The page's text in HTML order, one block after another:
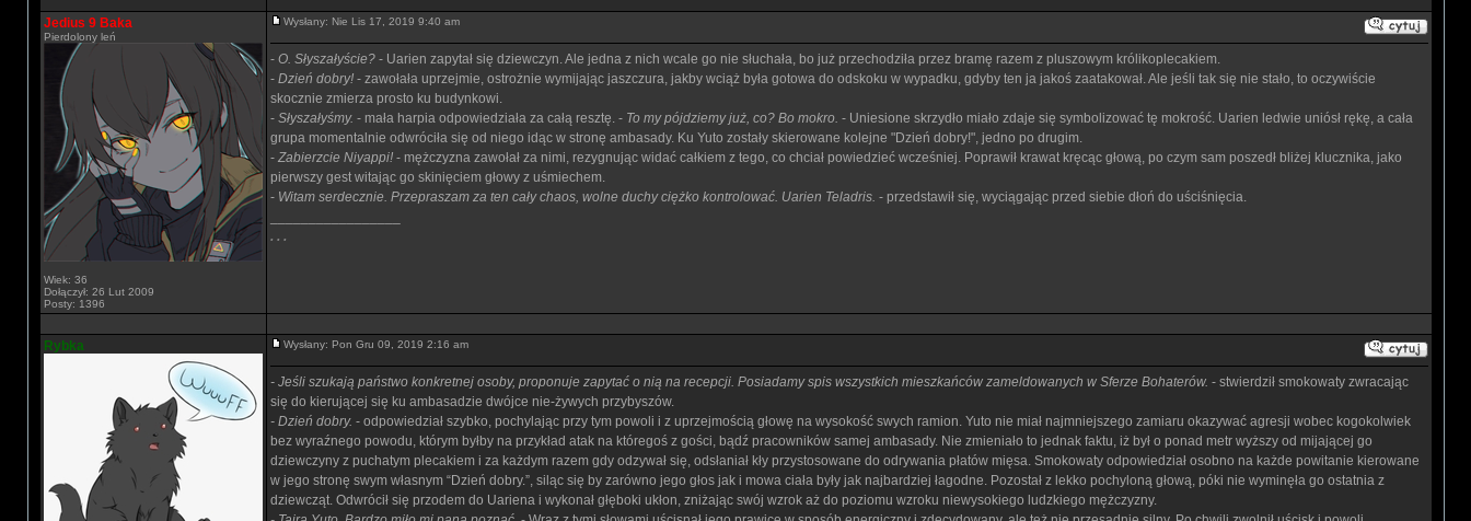
Jedius 9 Baka
Pierdolony leń
Wiek: 36
Dołączył: 26 Lut 2009
Posty: 1396
Wysłany: Nie Lis 17, 2019 9:40 am
-O. Słyszałyście? - Uarien zapytał się dziewczyn. Ale jedna z nich wcale go nie słuchała, bo już przechodziła przez bramę razem z pluszowym królikoplecakiem.
- Dzień dobry!- zawołała uprzejmie, ostrożnie wymijając jaszczura, jakby wciąż była gotowa do odskoku w wypadku, gdyby ten ja jakoś zaatakował. Ale jeśli tak się nie stało, to oczywiście
skocznie zmierza prosto ku budynkowi.
- Słyszałyśmy. - mała harpia odpowiedziała za całą resztę. - To my pójdziemy już, co? Bo mokro. - Uniesione skrzydło miało zdaje się symbolizować tę mokrość. Uarien ledwie uniósł rękę, a cała
grupa momentalnie odwróciła się od niego idąc w stronę ambasady. Ku Yuto zostały skierowane kolejne "Dzień dobry!", jedno po drugim.
- Zabierzcie Niyappi! - mężczyzna zawołał za nimi, rezygnując widać całkiem z tego, co chciał powiedzieć wcześniej. Poprawił krawat kręcąc głową, po czym sam poszedł bliżej klucznika, jako
pierwszy gest witając go skinięciem głowy z uśmiechem.
- Witam serdecznie. Przepraszam za ten cały chaos, wolne duchy ciężko kontrolować. Uarien Teladris. - przedstawił się, wyciągając przed siebie dłoń do uściśnięcia.
. . .
Rybka Wysłany: Pon Gru 09, 2019 2:16 am
- Jeśli szukają państwo konkretnej osoby, proponuje zapytać o nią na recepcji. Posiadamy spis wszystkich mieszkańców zameldowanych w Sferze Bohaterów. - stwierdził smokowaty zwracając
się do kierującej się ku ambasadzie dwójce nie-żywych przybyszów.
- Dzień dobry. - odpowiedział szybko, pochylając przy tym powoli i z uprzejmością głowę na wysokość swych ramion. Yuto nie miał najmniejszego zamiaru okazywać agresji wobec kogokolwiek
bez wyraźnego powodu, którym byłby na przykład atak na któregoś z gości, bądź pracowników samej ambasady. Nie zmieniało to jednak faktu, iż był o ponad metr wyższy od mijającej go
dziewczyny z puchatym plecakiem i za każdym razem gdy odzywał się, odsłaniał kły przystosowane do odrywania płatów mięsa. Smokowaty odpowiedział osobno na każde powitanie kierowane
w jego stronę swym własnym “Dzień dobry.”, siląc się by zarówno jego głos jak i mowa ciała były jak najbardziej łagodne. Pozostał z lekko pochyloną głową, póki nie wyminęła go ostatnia z
dziewcząt. Odwrócił się przodem do Uariena i wykonał głęboki ukłon, zniżając swój wzrok aż do poziomu wzroku niewysokiego ludzkiego mężczyzny.